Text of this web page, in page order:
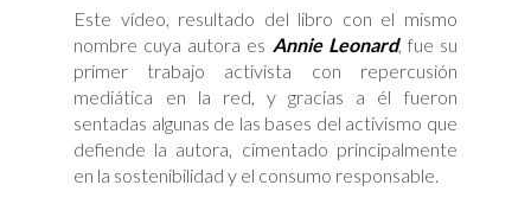
Este vídeo, resultado del libro con el mismo
nombre cuya autora es Annie Leonard, fue su
primer trabajo activista con repercusión
mediática en la red, y gracias a él fueron
sentadas algunas de las bases del activismo que
defiende la autora, cimentado principalmente
en la sostenibilidad y el consumo responsable.